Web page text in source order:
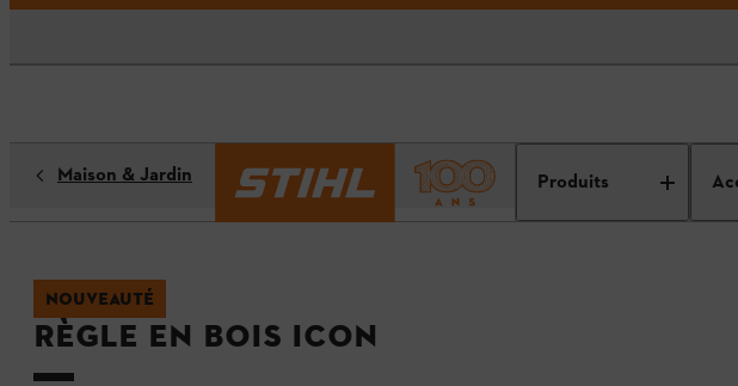
Produits
Maison & Jardin
NOUVEAUTÉ
Règle en bois ICON